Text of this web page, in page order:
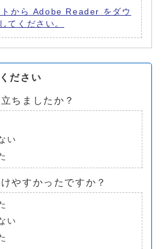
から Adobe Reader をダウ
てください。
ださい
ちましたか？
い
やすかったですか？
い